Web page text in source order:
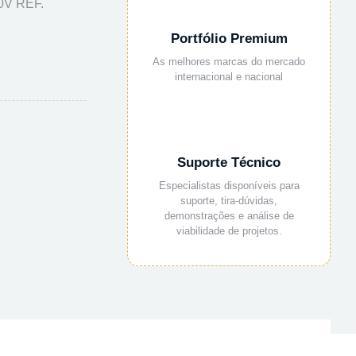
REF.
Portfólio Premium
As melhores marcas do mercado
internacional e nacional
Suporte Técnico
Especialistas disponíveis para
suporte, tira-dúvidas,
demonstrações e análise de
viabilidade de projetos.